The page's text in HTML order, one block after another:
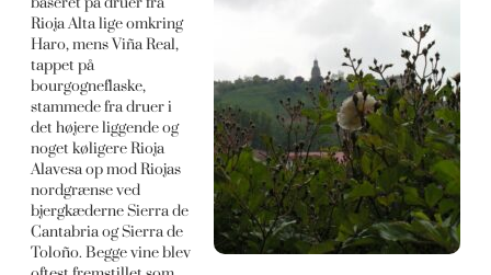
Rioja Alta lige omkring
Haro, mens Viña Real,
tappet på
bourgogneflaske,
stammede fra druer i
det højere liggende og
noget køligere Rioja
Alavesa op mod Riojas
nordgrænse ved
bjergkæderne Sierra de
Cantabria og Sierra de
Toloño. Begge vine blev